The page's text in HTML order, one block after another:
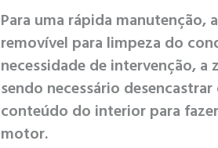
Para uma rápida
removível para limpeza do
necessidade de intervenção,
sendo necessário
conteúdo do interior para
motor.